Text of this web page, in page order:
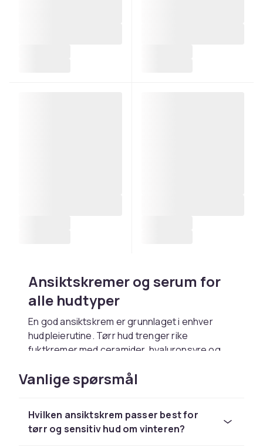
Ansiktskremer og serum for
alle hudtyper
En god ansiktskrem er grunnlaget i enhver
hudpleierutine. Tørr hud trenger rike
fuktkremer med ceramider, hyaluronsyre og
på fukten hele dagen. Fet og akne-utsatt hud
trives best med lette, oljefrie gelkremer med
talgproduksjonen uten å tette porene. Serum
med konsentrerte aktive ingredienser som C-
Vanlige spørsmål
Hvilken ansiktskrem passer best for
tørr og sensitiv hud om vinteren?